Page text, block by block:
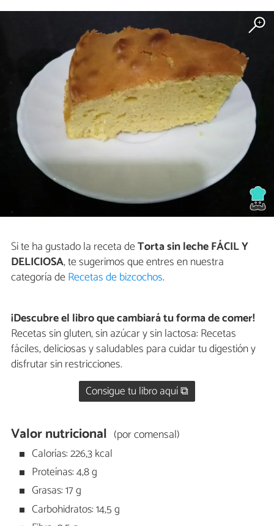
Si te ha gustado la receta deTorta sin leche FÁCIL Y
DELICIOSA, te sugerimos que entres en nuestra
categoría deRecetas de bizcochos.
¡Descubre el libro que cambiará tu forma de comer!
Recetas sin gluten, sin azúcar y sin lactosa: Recetas
fáciles, deliciosas y saludables para cuidar tu digestión y
disfrutar sin restricciones.
Consigue tu libro aquí ⧉
Valor nutricional (por comensal)
Calorías: 226,3 kcal
Proteínas: 4,8 g
Grasas: 17 g
Carbohidratos: 14,5 g